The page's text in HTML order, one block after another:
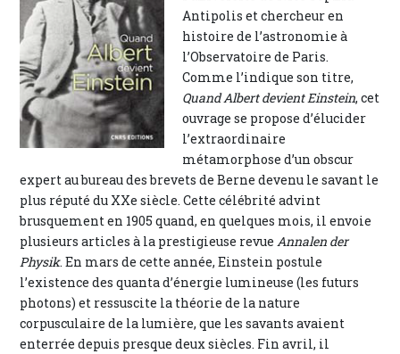
Antipolis et chercheur en
histoire de l’astronomie à
l’Observatoire de Paris.
Comme l’indique son titre,
Quand Albert devient Einstein, cet
ouvrage se propose d’élucider
l’extraordinaire
métamorphose d’un obscur
expert au bureau des brevets de Berne devenu le savant le
plus réputé du XXe siècle. Cette célébrité advint
brusquement en 1905 quand, en quelques mois, il envoie
plusieurs articles à la prestigieuse revue Annalen der
Physik. En mars de cette année, Einstein postule
l’existence des quanta d’énergie lumineuse (les futurs
photons) et ressuscite la théorie de la nature
corpusculaire de la lumière, que les savants avaient
enterrée depuis presque deux siècles. Fin avril, il